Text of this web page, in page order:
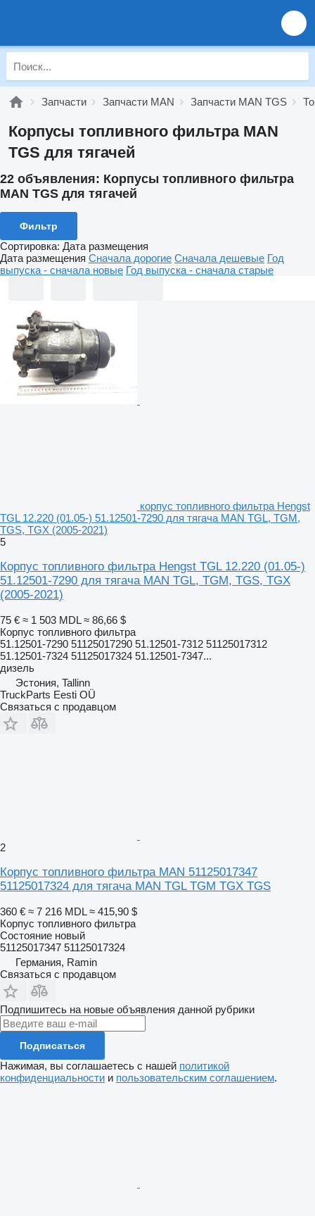
Запчасти Запчасти MAN Запчасти MAN TGS
Корпусы топливного фильтра MAN
TGS для тягачей
22 объявления: Корпусы топливного фильтра
MAN TGS для тягачей
Фильтр
Сортировка: Дата размещения
Дата размещения Сначала дорогие Сначала дешевые Год
выпуска - сначала новые Год выпуска - сначала старые
корпус топливного фильтра Hengst
TGL 12.220 (01.05-) 51.12501-7290 для тягача MAN TGL, TGM,
TGS, TGX (2005-2021)
5
Корпус топливного фильтра Hengst TGL 12.220 (01.05-)
51.12501-7290 для тягача MAN TGL, TGM, TGS, TGX
(2005-2021)
75 € ≈ 1 503 MDL ≈ 86,66 $
Корпус топливного фильтра
51.12501-7290 51125017290 51.12501-7312 51125017312
51.12501-7324 51125017324 51.12501-7347...
дизель
Эстония, Tallinn
TruckParts Eesti OÜ
Связаться с продавцом
2
Корпус топливного фильтра MAN 51125017347
51125017324 для тягача MAN TGL TGM TGX TGS
360 € ≈ 7 216 MDL ≈ 415,90 $
Корпус топливного фильтра
Состояние новый
51125017347 51125017324
Германия, Ramin
Связаться с продавцом
Подпишитесь на новые объявления данной рубрики
Подписаться
Нажимая, вы соглашаетесь с нашей политикой
конфиденциальности и пользовательским соглашением.